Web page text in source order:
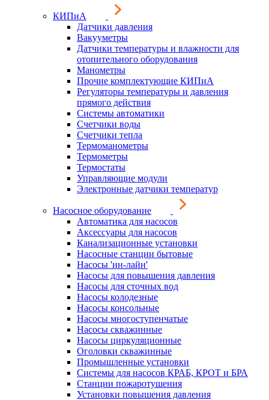
КИПиА
Датчики давления
Вакууметры
Датчики температуры и влажности для
отопительного оборудования
Манометры
Прочие комплектующие КИПиА
Регуляторы температуры и давления
прямого действия
Системы автоматики
Счетчики воды
Счетчики тепла
Термоманометры
Термометры
Термостаты
Управляющие модули
Электронные датчики температур
Насосное оборудование
Автоматика для насосов
Аксессуары для насосов
Канализационные установки
Насосные станции бытовые
Насосы 'ин-лайн'
Насосы для повышения давления
Насосы для сточных вод
Насосы колодезные
Насосы консольные
Насосы многоступенчатые
Насосы скважинные
Насосы циркуляционные
Оголовки скважинные
Промышленные установки
Системы для насосов КРАБ, КРОТ и БРА
Станции пожаротушения
Установки повышения давления